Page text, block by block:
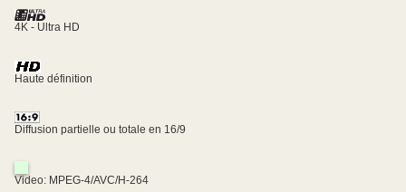
4K - Ultra HD
Haute définition
Diffusion partielle ou totale en 16/9
Video: MPEG-4/AVC/H-264